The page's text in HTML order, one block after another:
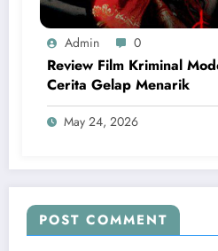
Admin 0
Review Film Kriminal
Cerita Gelap Menarik
May 24, 2026
POST COMMENT